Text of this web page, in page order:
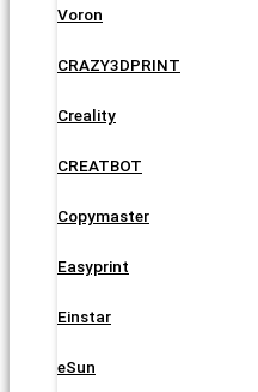
Voron
CRAZY3DPRINT
Creality
CREATBOT
Copymaster
Easyprint
Einstar
eSun